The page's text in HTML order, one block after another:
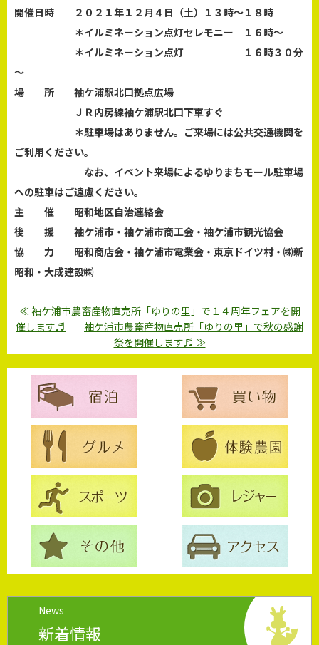
開催日時 ２０２１年１２月４日（土）１３時～１８時
＊イルミネーション点灯セレモニー １６時～
＊イルミネーション点灯 １６時３０分
～
場 所 袖ケ浦駅北口拠点広場
ＪＲ内房線袖ケ浦駅北口下車すぐ
＊駐車場はありません。ご来場には公共交通機関を
ご利用ください。
なお、イベント来場によるゆりまちモール駐車場
への駐車はご遠慮ください。
主 催 昭和地区自治連絡会
後 援 袖ケ浦市・袖ケ浦市商工会・袖ケ浦市観光協会
協 力 昭和商店会・袖ケ浦市電業会・東京ドイツ村・㈱新
昭和・大成建設㈱
≪ 袖ケ浦市農畜産物直売所「ゆりの里」で１４周年フェアを開
催します♬ ｜ 袖ケ浦市農畜産物直売所「ゆりの里」で秋の感謝
祭を開催します♬ ≫
News
新着情報